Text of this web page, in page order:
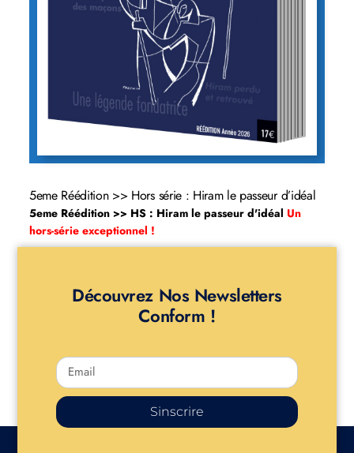
5eme Réédition >> Hors série : Hiram le passeur d’idéal
5eme Réédition >> HS : Hiram le passeur d'idéal Un
hors-série exceptionnel !
Découvrez Nos Newsletters
Conform !
Sinscrire